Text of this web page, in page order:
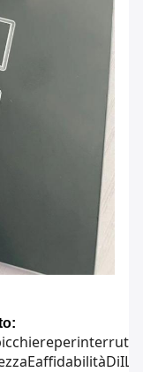
per
EaffidabilitàDiIL